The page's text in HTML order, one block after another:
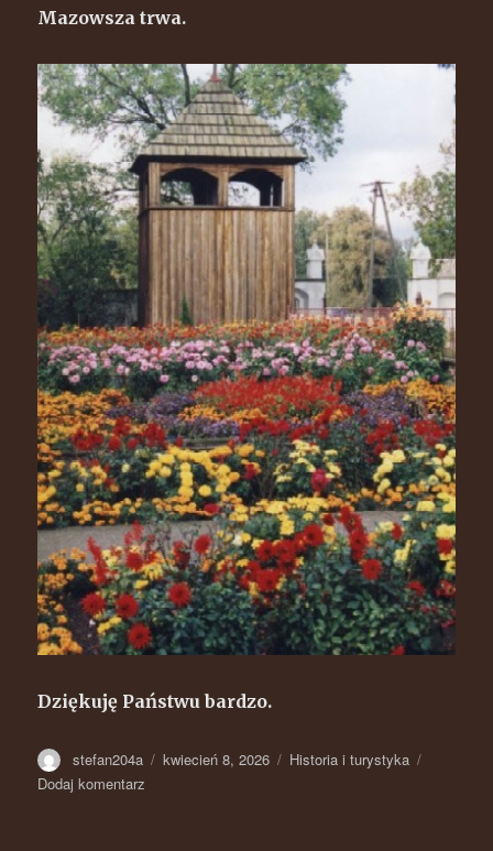
Mazowsza trwa.
Dziękuję Państwu bardzo.
Autor
stefan204a Opublikowano
kwiecień 8, 2026 Kategorie
Historia i turystyka
Dodaj komentarz